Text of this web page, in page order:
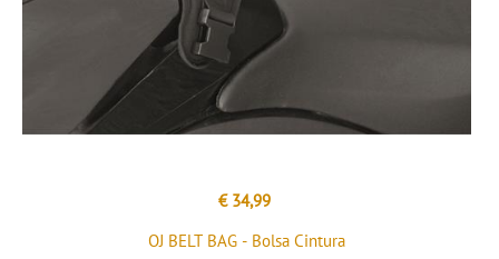
€ 34,99
OJ BELT BAG - Bolsa Cintura